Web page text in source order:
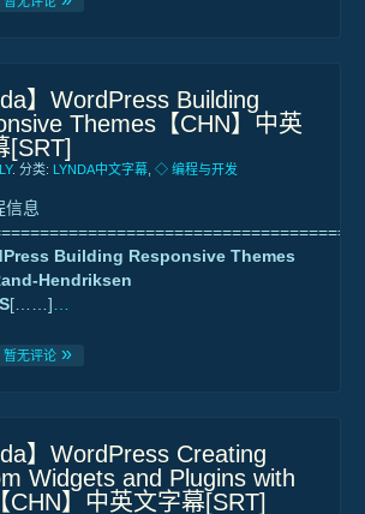
】WordPress Building
Themes【CHN】中英
[SRT]
. 分类: LYNDA中文字幕 ◇ 编程与开发
信息
Building Responsive Themes
Hendriksen
[……]
暂无评论
】WordPress Creating
Widgets and Plugins with
CHN】中英文字幕[SRT]